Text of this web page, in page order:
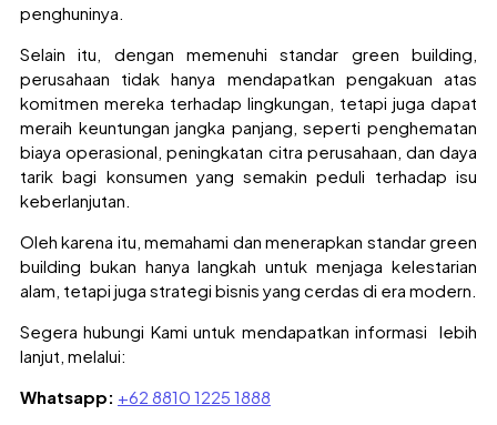
penghuninya.
Selain itu, dengan memenuhi standar green building,
perusahaan tidak hanya mendapatkan pengakuan atas
komitmen mereka terhadap lingkungan, tetapi juga dapat
meraih keuntungan jangka panjang, seperti penghematan
biaya operasional, peningkatan citra perusahaan, dan daya
tarik bagi konsumen yang semakin peduli terhadap isu
keberlanjutan.
Oleh karena itu, memahami dan menerapkan standar green
building bukan hanya langkah untuk menjaga kelestarian
alam, tetapi juga strategi bisnis yang cerdas di era modern.
Segera hubungi Kami untuk mendapatkan informasi lebih
lanjut, melalui:
Whatsapp: +62 8810 1225 1888